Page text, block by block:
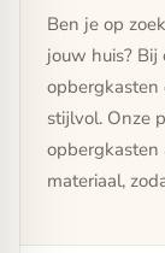
Ben je op
jouw huis?
opbergkasten
stijlvol. Onze
opbergkasten
materiaal,